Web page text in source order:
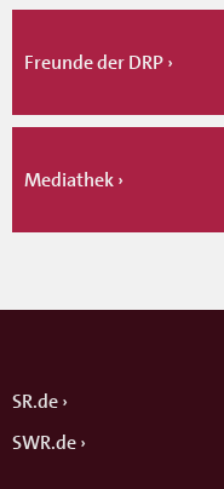
Freunde der DRP
Mediathek
SR.de
SWR.de